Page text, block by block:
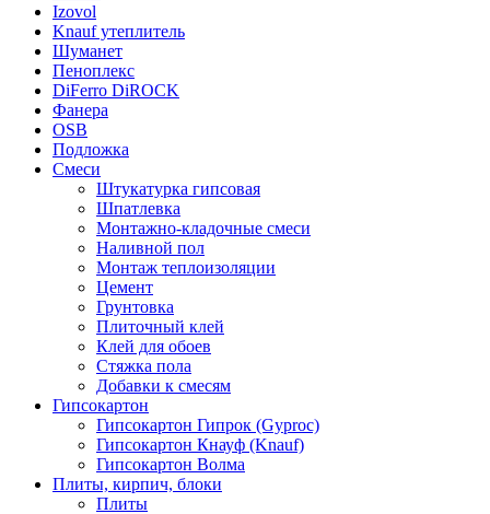
Izovol
Knauf утеплитель
Шуманет
Пеноплекс
DiFerro DiROCK
Фанера
OSB
Подложка
Смеси
Штукатурка гипсовая
Шпатлевка
Монтажно-кладочные смеси
Наливной пол
Монтаж теплоизоляции
Цемент
Грунтовка
Плиточный клей
Клей для обоев
Стяжка пола
Добавки к смесям
Гипсокартон
Гипсокартон Гипрок (Gyproc)
Гипсокартон Кнауф (Knauf)
Гипсокартон Волма
Плиты, кирпич, блоки
Плиты